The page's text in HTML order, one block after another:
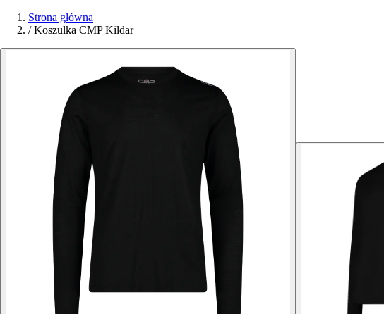
Strona główna
/ Koszulka CMP Kildar